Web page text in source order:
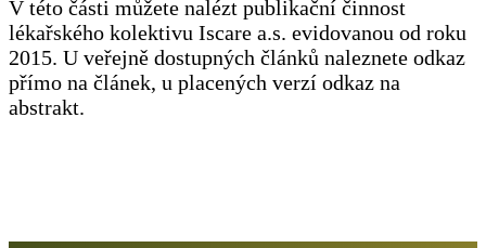
V této části můžete nalézt publikační činnost
lékařského kolektivu Iscare a.s. evidovanou od roku
2015. U veřejně dostupných článků naleznete odkaz
přímo na článek, u placených verzí odkaz na
abstrakt.